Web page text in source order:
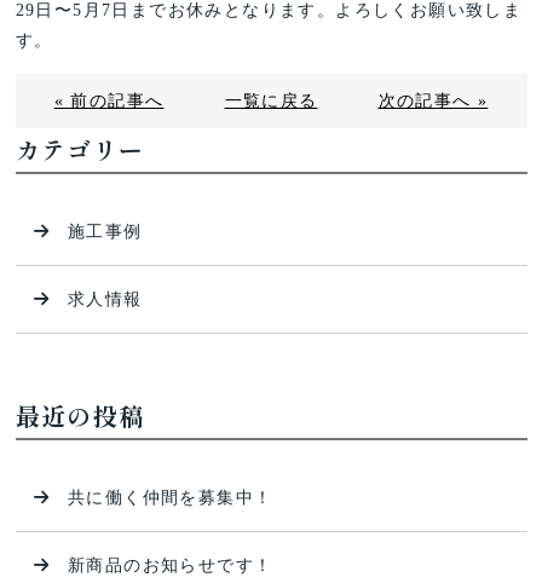
29日〜5月7日までお休み となります。よろしくお願い致しま
す。
« 前の記事へ 一覧に戻る 次の記事へ »
カテゴリー
施工事例
求人情報
最近の投稿
共に働く仲間を募集中！
新商品のお知らせです！